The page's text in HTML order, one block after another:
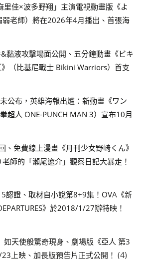
佳×波多野翔」主演電視動畫版《よ
弱老師）將在2026年4月播出、首張海
黏液攻擊場面公開、五分鐘動畫《ビキ
》（比基尼戰士 Bikini Warriors）首支
公布，英雄海報出爐：新動畫《ワン
超人 ONE-PUNCH MAN 3）宣布10月
、免費線上漫畫《月刊少女野崎くん》
師的「瀬尾遼介」觀察日記大暴走！
認證、取材自小說第8+9集！OVA《新
》於2018/1/27辦特映！
天使般驚奇現身、劇場版《亞人 第3
上映、加長版預告片正式公開！ (4)